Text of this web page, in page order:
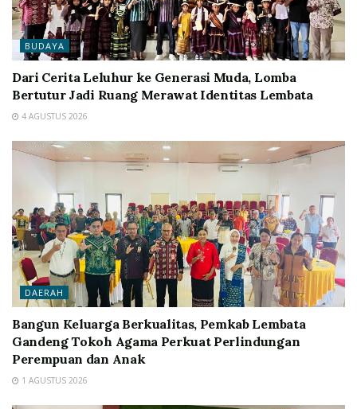
BUDAYA
Dari Cerita Leluhur ke Generasi Muda, Lomba
Bertutur Jadi Ruang Merawat Identitas Lembata
4 AGUSTUS 2026
DAERAH
Bangun Keluarga Berkualitas, Pemkab Lembata
Gandeng Tokoh Agama Perkuat Perlindungan
Perempuan dan Anak
1 AGUSTUS 2026